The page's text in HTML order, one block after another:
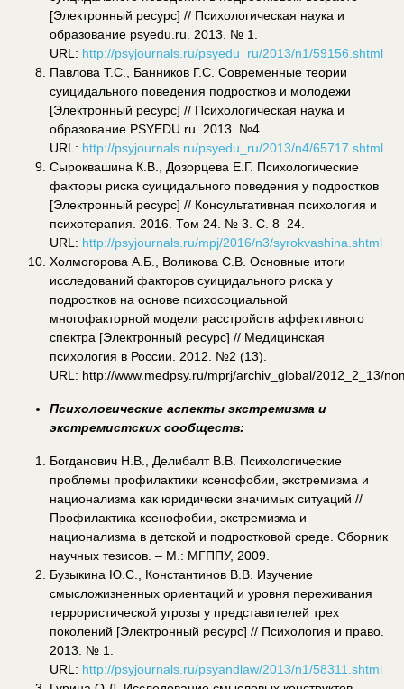
[Электронный ресурс] // Психологическая наука и
образование psyedu.ru. 2013. № 1.
URL: http://psyjournals.ru/psyedu_ru/2013/n1/59156.shtml
Павлова Т.С., Банников Г.С. Современные теории
суицидального поведения подростков и молодежи
[Электронный ресурс] // Психологическая наука и
образование PSYEDU.ru. 2013. №4.
URL: http://psyjournals.ru/psyedu_ru/2013/n4/65717.shtml
Сыроквашина К.В., Дозорцева Е.Г. Психологические
факторы риска суицидального поведения у подростков
[Электронный ресурс] // Консультативная психология и
психотерапия. 2016. Том 24. № 3. С. 8–24.
URL: http://psyjournals.ru/mpj/2016/n3/syrokvashina.shtml
Холмогорова А.Б., Воликова С.В. Основные итоги
исследований факторов суицидального риска у
подростков на основе психосоциальной
многофакторной модели расстройств аффективного
спектра [Электронный ресурс] // Медицинская
психология в России. 2012. №2 (13).
URL: http://www.medpsy.ru/mprj/archiv_global/2012_2_13/
Психологические аспекты экстремизма и
экстремистских сообществ:
Богданович Н.В., Делибалт В.В. Психологические
проблемы профилактики ксенофобии, экстремизма и
национализма как юридически значимых ситуаций //
Профилактика ксенофобии, экстремизма и
национализма в детской и подростковой среде. Сборник
научных тезисов. – М.: МГППУ, 2009.
Бузыкина Ю.С., Константинов В.В. Изучение
смысложизненных ориентаций и уровня переживания
террористической угрозы у представителей трех
поколений [Электронный ресурс] // Психология и право.
2013. № 1.
URL: http://psyjournals.ru/psyandlaw/2013/n1/58311.shtml